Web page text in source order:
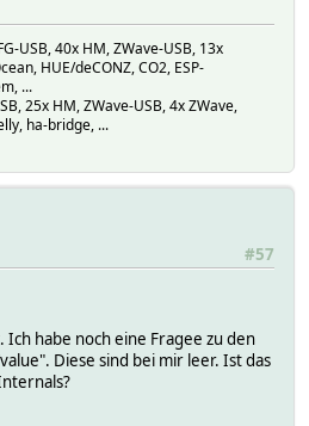
USB, 40x HM, ZWave-USB, 13x
HUE/deCONZ, CO2, ESP-
...
25x HM, ZWave-USB, 4x ZWave,
ha-bridge, ...
#57
habe noch eine Fragee zu den
Diese sind bei mir leer. Ist das